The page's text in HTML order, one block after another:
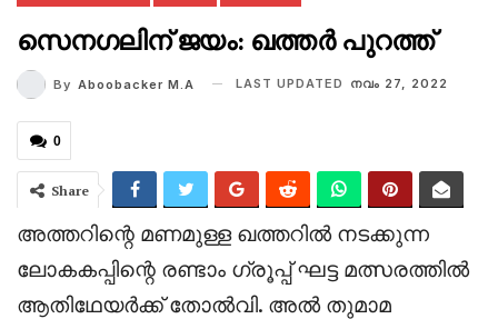
സെനഗലിന് ജയം: ഖത്തർ പുറത്ത്
By Aboobacker M.A LAST UPDATED നവം 27, 2022
0
Share
അത്തറിന്റെ മണമുള്ള ഖത്തറിൽ നടക്കുന്ന
ലോകകപ്പിന്റെ രണ്ടാം ഗ്രൂപ്പ് ഘട്ട മത്സരത്തിൽ
ആതിഥേയർക്ക് തോൽവി. അൽ തുമാമ